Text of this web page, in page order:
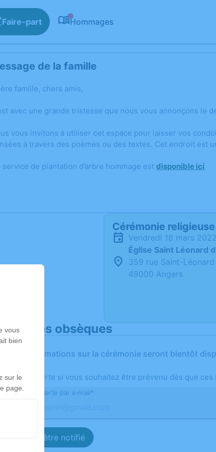
Faire-part Hommages
de la famille
famille, chers amis,
avec une grande tristesse que nous vous annonçons le
vous invitons à utiliser cet espace pour laisser vos
à travers des poèmes ou des textes. Cet endroit est
service de plantation d’arbre hommage est disponible ici.
Cérémonie religieuse
vendredi 18 mars
Église Saint Léonard
359 rue Saint-Léonard
49000 Angers
des obsèques
Les informations sur la cérémonie seront bientôt
une alerte si vous souhaitez être prévenu dès que
une alerte par e-mail*
Je veux être notifié